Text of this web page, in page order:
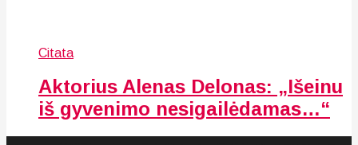
Citata
Aktorius Alenas Delonas: „Išeinu
iš gyvenimo nesigailėdamas…“